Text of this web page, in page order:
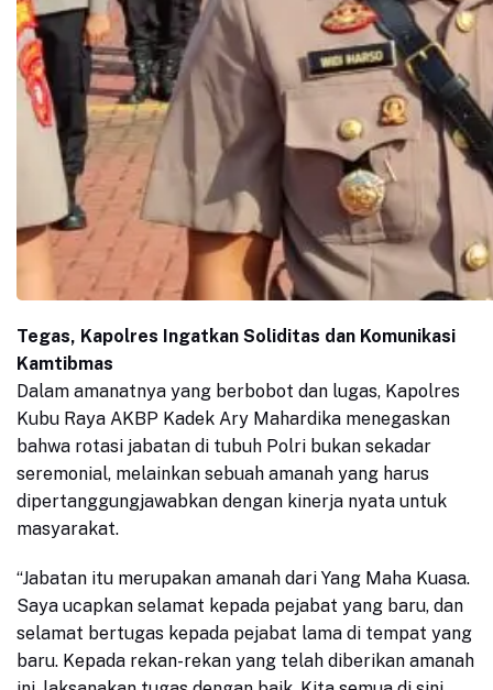
Tegas, Kapolres Ingatkan Soliditas dan Komunikasi
Kamtibmas
Dalam amanatnya yang berbobot dan lugas, Kapolres
Kubu Raya AKBP Kadek Ary Mahardika menegaskan
bahwa rotasi jabatan di tubuh Polri bukan sekadar
seremonial, melainkan sebuah amanah yang harus
dipertanggungjawabkan dengan kinerja nyata untuk
masyarakat.
“Jabatan itu merupakan amanah dari Yang Maha Kuasa.
Saya ucapkan selamat kepada pejabat yang baru, dan
selamat bertugas kepada pejabat lama di tempat yang
baru. Kepada rekan-rekan yang telah diberikan amanah